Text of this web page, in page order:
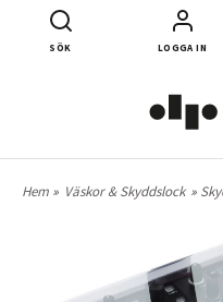
SÖK LOGGA IN
Hem » Väskor & Skyddslock »